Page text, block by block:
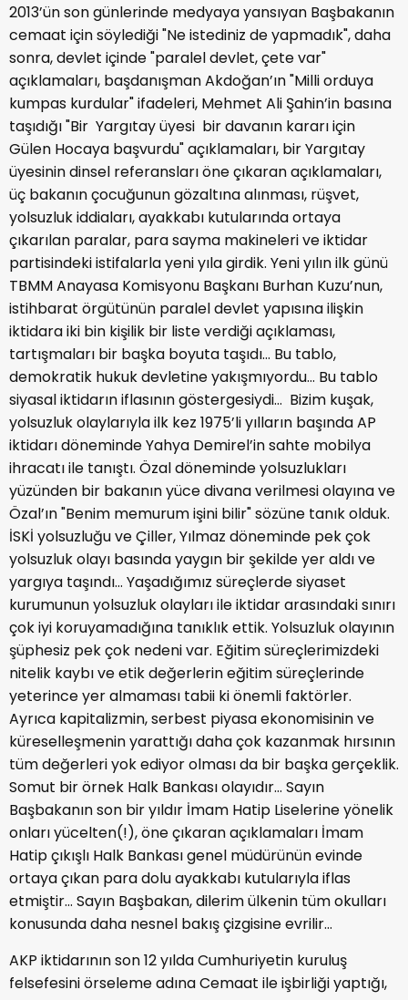
2013’ün son günlerinde medyaya yansıyan Başbakanın
cemaat için söylediği "Ne istediniz de yapmadık", daha
sonra, devlet içinde "paralel devlet, çete var"
açıklamaları, başdanışman Akdoğan’ın "Milli orduya
kumpas kurdular" ifadeleri, Mehmet Ali Şahin’in basına
taşıdığı "Bir Yargıtay üyesi bir davanın kararı için
Gülen Hocaya başvurdu" açıklamaları, bir Yargıtay
üyesinin dinsel referansları öne çıkaran açıklamaları,
üç bakanın çocuğunun gözaltına alınması, rüşvet,
yolsuzluk iddiaları, ayakkabı kutularında ortaya
çıkarılan paralar, para sayma makineleri ve iktidar
partisindeki istifalarla yeni yıla girdik. Yeni yılın ilk günü
TBMM Anayasa Komisyonu Başkanı Burhan Kuzu’nun,
istihbarat örgütünün paralel devlet yapısına ilişkin
iktidara iki bin kişilik bir liste verdiği açıklaması,
tartışmaları bir başka boyuta taşıdı… Bu tablo,
demokratik hukuk devletine yakışmıyordu… Bu tablo
siyasal iktidarın iflasının göstergesiydi… Bizim kuşak,
yolsuzluk olaylarıyla ilk kez 1975’li yılların başında AP
iktidarı döneminde Yahya Demirel’in sahte mobilya
ihracatı ile tanıştı. Özal döneminde yolsuzlukları
yüzünden bir bakanın yüce divana verilmesi olayına ve
Özal’ın "Benim memurum işini bilir" sözüne tanık olduk.
İSKİ yolsuzluğu ve Çiller, Yılmaz döneminde pek çok
yolsuzluk olayı basında yaygın bir şekilde yer aldı ve
yargıya taşındı… Yaşadığımız süreçlerde siyaset
kurumunun yolsuzluk olayları ile iktidar arasındaki sınırı
çok iyi koruyamadığına tanıklık ettik. Yolsuzluk olayının
şüphesiz pek çok nedeni var. Eğitim süreçlerimizdeki
nitelik kaybı ve etik değerlerin eğitim süreçlerinde
yeterince yer almaması tabii ki önemli faktörler.
Ayrıca kapitalizmin, serbest piyasa ekonomisinin ve
küreselleşmenin yarattığı daha çok kazanmak hırsının
tüm değerleri yok ediyor olması da bir başka gerçeklik.
Somut bir örnek Halk Bankası olayıdır… Sayın
Başbakanın son bir yıldır İmam Hatip Liselerine yönelik
onları yücelten(!), öne çıkaran açıklamaları İmam
Hatip çıkışlı Halk Bankası genel müdürünün evinde
ortaya çıkan para dolu ayakkabı kutularıyla iflas
etmiştir… Sayın Başbakan, dilerim ülkenin tüm okulları
konusunda daha nesnel bakış çizgisine evrilir…
AKP iktidarının son 12 yılda Cumhuriyetin kuruluş
felsefesini örseleme adına Cemaat ile işbirliği yaptığı,